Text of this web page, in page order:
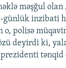
məşğul
inzibati
o, polisə
deyirdi ki,
tənqid